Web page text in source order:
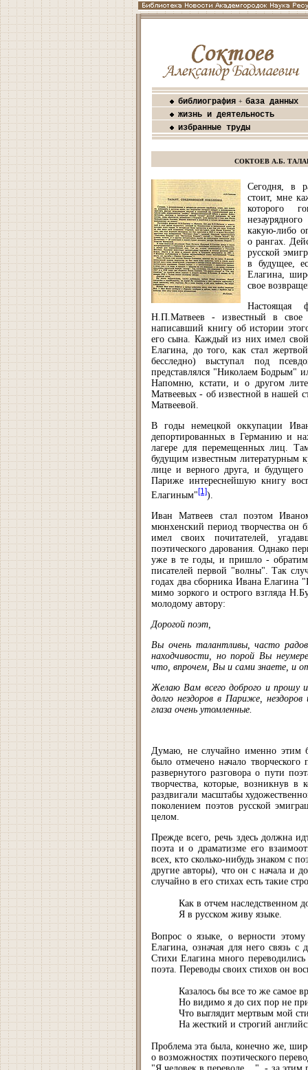
библиография + база данных
жизнь и деятельность
избранные труды
СОКТОЕВ А.Б.
Сегодня, в
стоит, мне
которого
какую-либо
о рангах.
русской
в будущее,
Елагина,
свое
Настоящая
Н.П.Матвеев - известный в
написавший книгу об истории
его сына. Каждый из них имел
Елагина, до того, как стал
бесследно) выступал под
представлялся "Николаем
Напомню, кстати, и о другом
Матвеевых - об известной в нашей
Матвеевой.
В годы немецкой оккупации
депортированных в Германию и
лагере для перемещенных лиц.
будущим известным литературным
лице и верного друга, и будущего
Париже интереснейшую книгу
Елагиным"[1]).
Иван Матвеев стал поэтом
мюнхенский период творчества он
имел своих почитателей,
поэтического дарования. Однако
уже в те годы, и пришло - обратим
писателей первой "волны". Так
годах два сборника Ивана Елагина
мимо зоркого и острого взгляда
молодому автору:
Дорогой поэт,
Вы очень талантливы, часто
находчивости, но порой Вы
что, впрочем, Вы и сами знаете, и
Желаю Вам всего доброго и прошу
долго нездоров в Париже,
глаза очень утомленные.
Думаю, не случайно именно этим
было отмечено начало
развернутого разговора о пути
творчества, которые, возникнув
раздвигали масштабы
поколением поэтов русской
целом.
Прежде всего, речь здесь должна
поэта и о драматизме его
всех, кто сколько-нибудь знаком с
другие авторы), что он с начала и
случайно в его стихах есть такие
Как в отчем наследственном
Я в русском живу языке.
Вопрос о языке, о верности
Елагина, означая для него связь
Стихи Елагина много
поэта. Переводы своих стихов он
Казалось бы все то же самое
Но видимо я до сих пор не
Что выглядит мертвым мой
На жесткий и строгий
Проблема эта была, конечно же,
о возможностях поэтического